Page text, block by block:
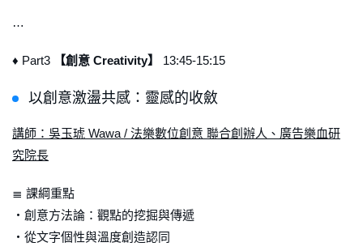
…
♦ Part3 【創意 Creativity】 13:45-15:15
以創意激盪共感：靈感的收斂
講師：吳玉琥 Wawa / 法樂數位創意 聯合創辦人、廣告樂血研
究院長
≣ 課綱重點
・創意方法論：觀點的挖掘與傳遞
・從文字個性與溫度創造認同